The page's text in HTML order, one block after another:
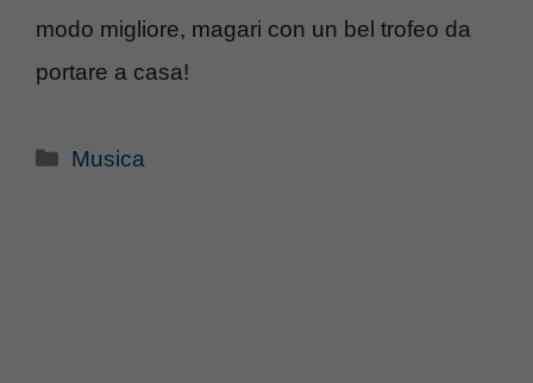
modo migliore, magari con un bel trofeo da
portare a casa!
Categorie
Musica